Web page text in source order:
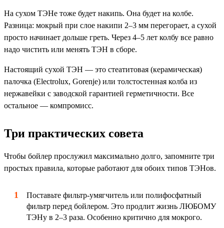
На сухом ТЭНе тоже будет накипь. Она будет на колбе.
Разница: мокрый при слое накипи 2–3 мм перегорает, а сухой
просто начинает дольше греть. Через 4–5 лет колбу все равно
надо чистить или менять ТЭН в сборе.
Настоящий сухой ТЭН — это стеатитовая (керамическая)
палочка (Electrolux, Gorenje) или толстостенная колба из
нержавейки с заводской гарантией герметичности. Все
остальное — компромисс.
Три практических совета
Чтобы бойлер прослужил максимально долго, запомните три
простых правила, которые работают для обоих типов ТЭНов.
Поставьте фильтр-умягчитель или полифосфатный
фильтр перед бойлером. Это продлит жизнь ЛЮБОМУ
ТЭНу в 2–3 раза. Особенно критично для мокрого.